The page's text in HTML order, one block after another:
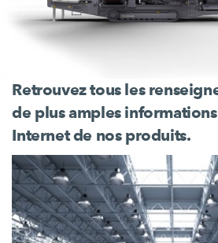
Retrouvez tous les
de plus amples
Internet de nos produits.